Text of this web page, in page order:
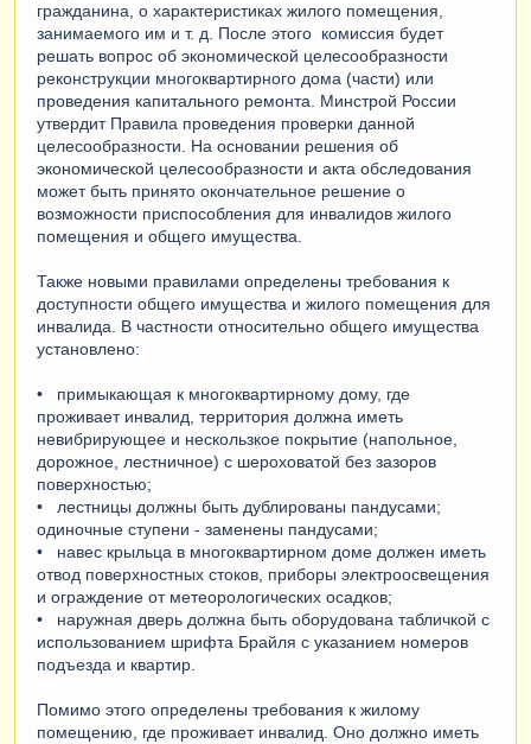
гражданина, о характеристиках жилого помещения,
занимаемого им и т. д. После этого комиссия будет
решать вопрос об экономической целесообразности
реконструкции многоквартирного дома (части) или
проведения капитального ремонта. Минстрой России
утвердит Правила проведения проверки данной
целесообразности. На основании решения об
экономической целесообразности и акта обследования
может быть принято окончательное решение о
возможности приспособления для инвалидов жилого
помещения и общего имущества.
Также новыми правилами определены требования к
доступности общего имущества и жилого помещения для
инвалида. В частности относительно общего имущества
установлено:
• примыкающая к многоквартирному дому, где
проживает инвалид, территория должна иметь
невибрирующее и нескользкое покрытие (напольное,
дорожное, лестничное) с шероховатой без зазоров
поверхностью;
• лестницы должны быть дублированы пандусами;
одиночные ступени - заменены пандусами;
• навес крыльца в многоквартирном доме должен иметь
отвод поверхностных стоков, приборы электроосвещения
и ограждение от метеорологических осадков;
• наружная дверь должна быть оборудована табличкой с
использованием шрифта Брайля с указанием номеров
подъезда и квартир.
Помимо этого определены требования к жилому
помещению, где проживает инвалид. Оно должно иметь